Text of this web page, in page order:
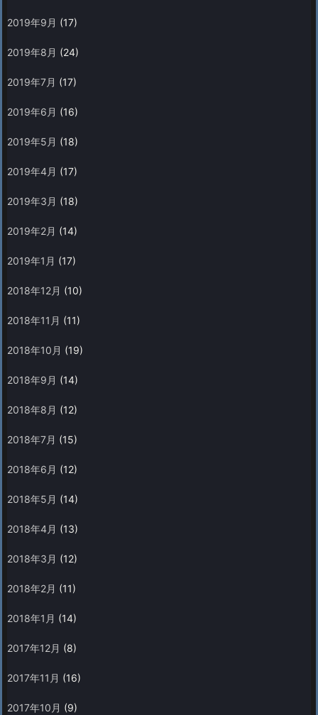
2019年9月 (17)
2019年8月 (24)
2019年7月 (17)
2019年6月 (16)
2019年5月 (18)
2019年4月 (17)
2019年3月 (18)
2019年2月 (14)
2019年1月 (17)
2018年12月 (10)
2018年11月 (11)
2018年10月 (19)
2018年9月 (14)
2018年8月 (12)
2018年7月 (15)
2018年6月 (12)
2018年5月 (14)
2018年4月 (13)
2018年3月 (12)
2018年2月 (11)
2018年1月 (14)
2017年12月 (8)
2017年11月 (16)
2017年10月 (9)